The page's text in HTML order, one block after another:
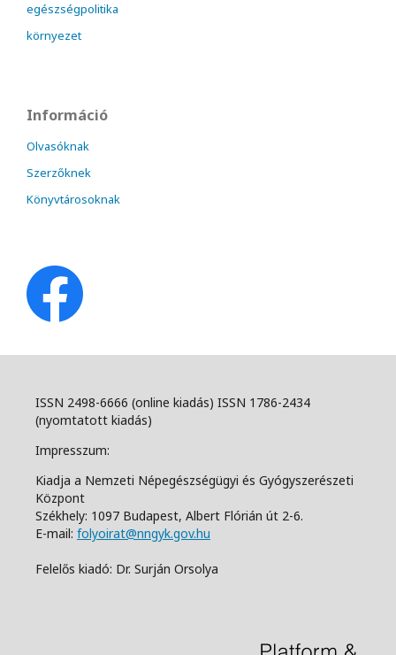
egészségpolitika
környezet
Információ
Olvasóknak
Szerzőknek
Könyvtárosoknak
ISSN 2498-6666 (online kiadás) ISSN 1786-2434
(nyomtatott kiadás)
Impresszum:
Kiadja a Nemzeti Népegészségügyi és Gyógyszerészeti
Központ
Székhely: 1097 Budapest, Albert Flórián út 2-6.
E-mail: folyoirat@nngyk.gov.hu
Felelős kiadó: Dr. Surján Orsolya